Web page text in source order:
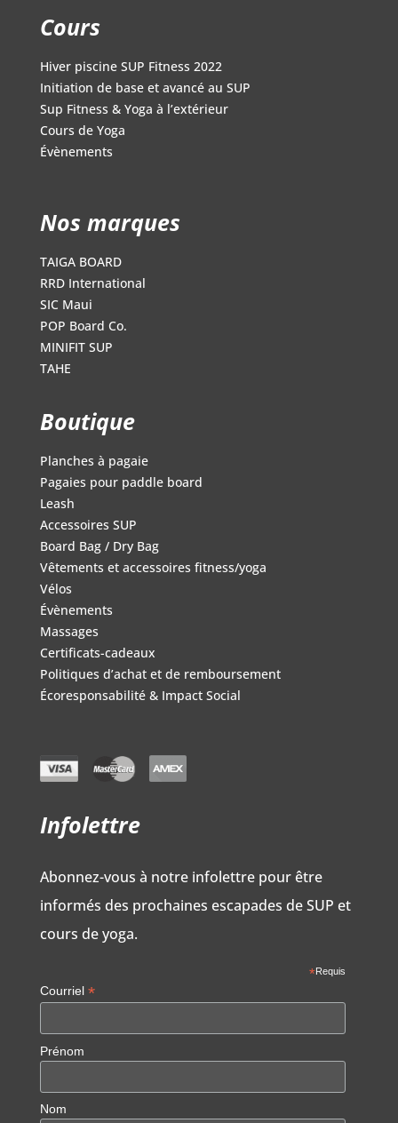
Cours
Hiver piscine SUP Fitness 2022
Initiation de base et avancé au SUP
Sup Fitness & Yoga à l’extérieur
Cours de Yoga
Évènements
Nos marques
TAIGA BOARD
RRD International
SIC Maui
POP Board Co.
MINIFIT SUP
TAHE
Boutique
Planches à pagaie
Pagaies pour paddle board
Leash
Accessoires SUP
Board Bag / Dry Bag
Vêtements et accessoires fitness/yoga
Vélos
Évènements
Massages
Certificats-cadeaux
Politiques d’achat et de remboursement
Écoresponsabilité & Impact Social
Infolettre
Abonnez-vous à notre infolettre pour être
informés des prochaines escapades de SUP et
cours de yoga.
*Requis
Courriel *
Prénom
Nom